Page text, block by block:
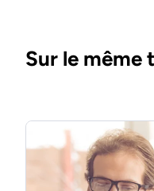
Sur le même